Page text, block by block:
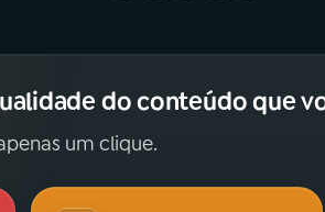
do conteúdo que
um clique.